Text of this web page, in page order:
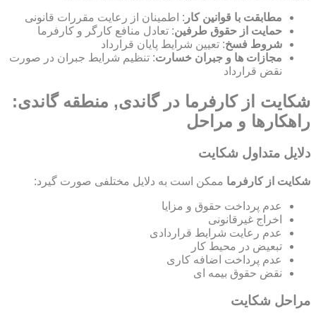
مطابقت با قوانین کار : اطمینان از رعایت مقررات قانونی
حمایت از حقوق طرفین: تعادل منافع کارگر و کارفرما
شروط فسخ: تعیین شرایط پایان قرارداد
مجازات ها و جبران خسارت: تنظیم شرایط جبران در صورت
نقض قرارداد
شکایت از کارفرما در گاندی, منطقه گاندی:
راهکارها و مراحل
دلایل متداول شکایت
شکایت از کارفرما ممکن است به دلایل مختلفی صورت گیرد:
عدم پرداخت حقوق و مزایا
اخراج غیرقانونی
عدم رعایت شرایط قراردادی
تبعیض در محیط کار
عدم پرداخت اضافه کاری
نقض حقوق بیمه ای
مراحل شکایت